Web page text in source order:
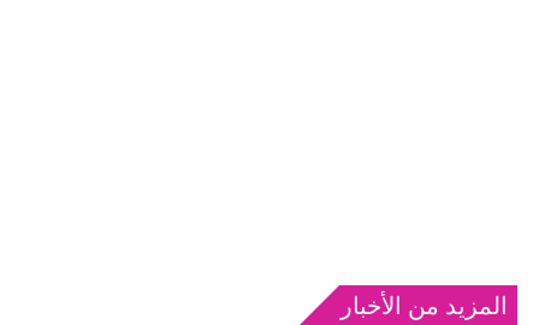
المزيد من الأخبار